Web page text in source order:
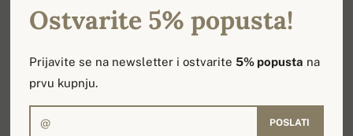
MATERIJAL
BROJ SLOJEVA
Ostvarite 5% popusta!
Prijavite se na newsletter i ostvarite5% popusta na
prvu kupnju.
POSLATI